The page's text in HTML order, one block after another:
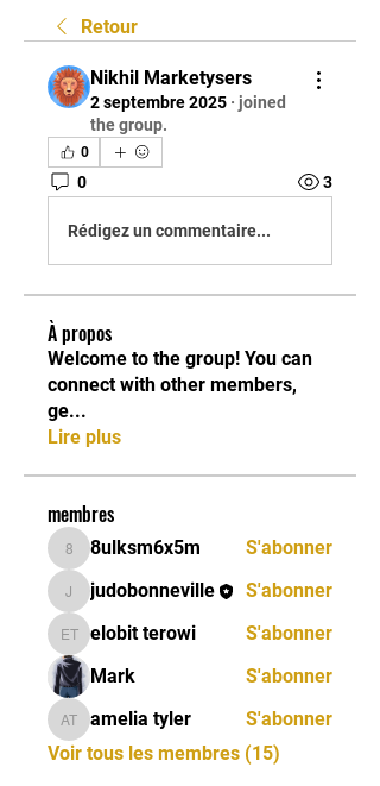
Retour
Nikhil Marketysers
2 septembre 2025 · joined
the group.
0
0 3
Rédigez un commentaire...
À propos
Welcome to the group! You can
connect with other members,
ge...
Lire plus
membres
8ulksm6x5m
8ulksm6x5m S'abonner
judobonneville
judobonneville S'abonner
elobit terowi
elobit terowi
S'abonner
Mark
S'abonner
amelia tyler
amelia tyler
S'abonner
Voir tous les membres (15)